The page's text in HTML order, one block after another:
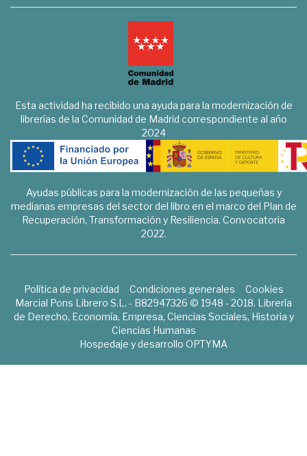
Esta actividad ha recibido una ayuda para la modernización de
librerías de la Comunidad de Madrid correspondiente al año
2024
Ayudas públicas para la modernización de las pequeñas y
medianas empresas del sector del libro en el marco del Plan de
Recuperación, Transformación y Resiliencia. Convocatoria
2022.
Política de privacidad Condiciones generales
Cookies
Marcial Pons Librero S.L. - B82947326 © 1948 - 2018. Librería
de Derecho, Economía, Empresa, Ciencias Sociales, Historia y
Ciencias Humanas
Hospedaje y desarrollo OPTYMA